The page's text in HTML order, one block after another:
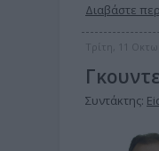
Διαβάστε
Τρίτη, 11
Συντάκτης: